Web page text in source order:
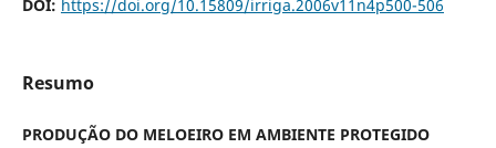
DOI: https://doi.org/10.15809/irriga.2006v11n4p500-506
Resumo
PRODUÇÃO DO MELOEIRO EM AMBIENTE PROTEGIDO